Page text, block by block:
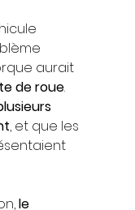
aurait
de roue.
, et que les
le